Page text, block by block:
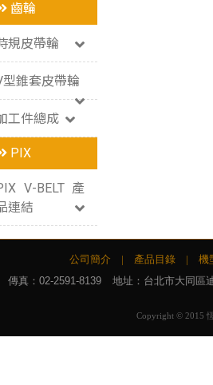
齒輪
規皮帶輪
型錐套皮帶輪
工件總成
PIX
V-BELT 產
連結
公司簡介 | 產品目錄 |
機
傳真：02-2591-8139 地址：台北市大同區
Copyright © 2015